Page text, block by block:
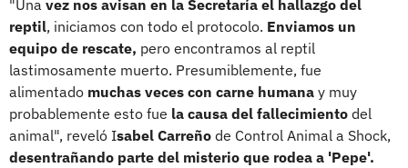
"Una vez nos avisan en la Secretaría el hallazgo del
reptil, iniciamos con todo el protocolo. Enviamos un
equipo de rescate, pero encontramos al reptil
lastimosamente muerto. Presumiblemente, fue
alimentado muchas veces con carne humana y muy
probablemente esto fue la causa del fallecimiento del
animal", reveló Isabel Carreño de Control Animal a Shock,
desentrañando parte del misterio que rodea a 'Pepe'.